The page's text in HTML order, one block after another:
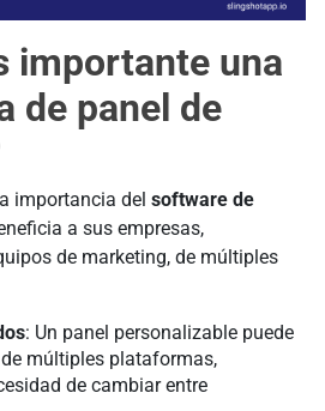
importante una
de panel de
importancia del software de
a sus empresas,
de marketing, de múltiples
: Un panel personalizable puede
múltiples plataformas,
de cambiar entre